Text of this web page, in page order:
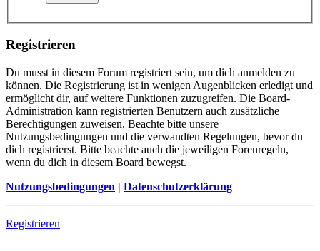
Registrieren
Du musst in diesem Forum registriert sein, um dich anmelden zu
können. Die Registrierung ist in wenigen Augenblicken erledigt und
ermöglicht dir, auf weitere Funktionen zuzugreifen. Die Board-
Administration kann registrierten Benutzern auch zusätzliche
Berechtigungen zuweisen. Beachte bitte unsere
Nutzungsbedingungen und die verwandten Regelungen, bevor du
dich registrierst. Bitte beachte auch die jeweiligen Forenregeln,
wenn du dich in diesem Board bewegst.
Nutzungsbedingungen | Datenschutzerklärung
Registrieren